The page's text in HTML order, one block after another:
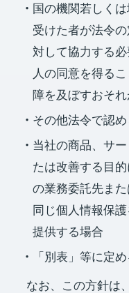
国の機関若しく
受けた者が法令
対して協力する
人の同意を得る
障を及ぼすおそ
その他法令で認
当社の商品、サ
たは改善する目
の業務委託先ま
同じ個人情報保
提供する場合
「別表」等に定
なお、この方針は